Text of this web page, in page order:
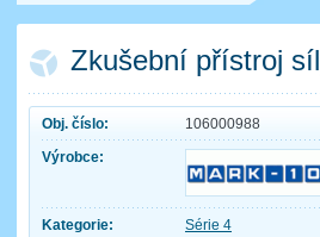
Zkušební přístroj
Obj. číslo:
106000988
Výrobce:
Kategorie:
Série 4
Zapomenuté heslo